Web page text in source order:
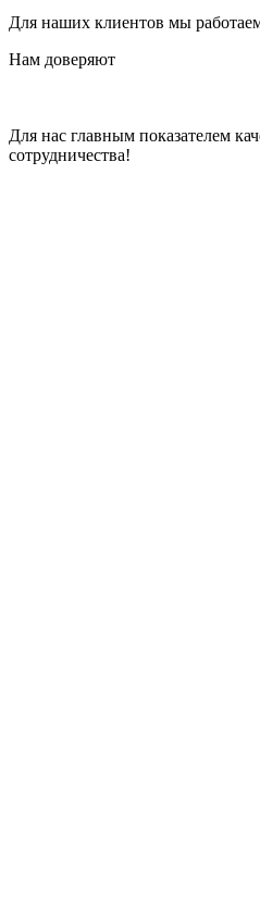
Для наших клиентов мы
Нам доверяют
Для нас главным показателем
сотрудничества!